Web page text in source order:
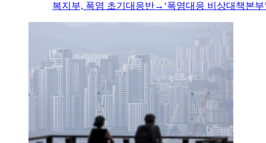
복지부, 폭염 초기대응반→‘폭염대응 비상대책본부